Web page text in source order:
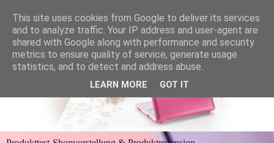
This site uses cookies from Google to deliver its services
and to analyze traffic. Your IP address and user-agent are
shared with Google along with performance and security
metrics to ensure quality of service, generate usage
statistics, and to detect and address abuse.
LEARN MORE GOT IT